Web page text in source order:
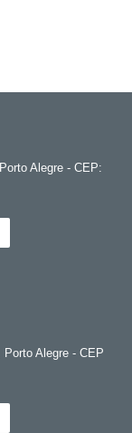
Alegre - CEP:
Alegre - CEP